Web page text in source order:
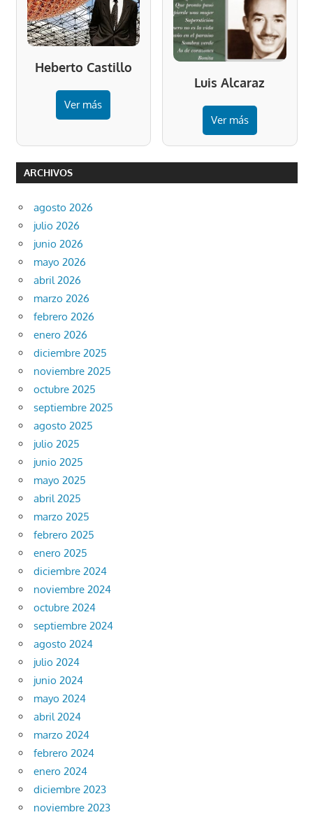
Heberto Castillo
Ver más
Luis Alcaraz
Ver más
ARCHIVOS
agosto 2026
julio 2026
junio 2026
mayo 2026
abril 2026
marzo 2026
febrero 2026
enero 2026
diciembre 2025
noviembre 2025
octubre 2025
septiembre 2025
agosto 2025
julio 2025
junio 2025
mayo 2025
abril 2025
marzo 2025
febrero 2025
enero 2025
diciembre 2024
noviembre 2024
octubre 2024
septiembre 2024
agosto 2024
julio 2024
junio 2024
mayo 2024
abril 2024
marzo 2024
febrero 2024
enero 2024
diciembre 2023
noviembre 2023